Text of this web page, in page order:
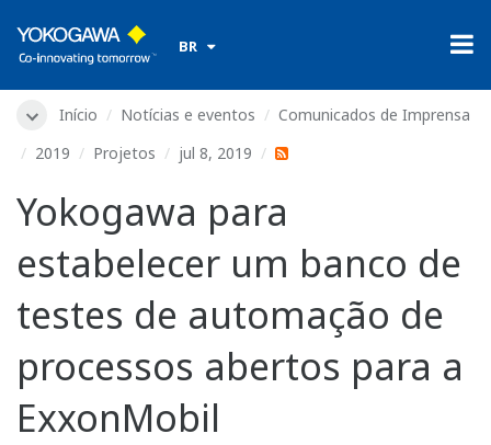
BR
Início Notícias e eventos
Comunicados de Imprensa
2019
Projetos jul 8, 2019
Yokogawa para
estabelecer um banco de
testes de automação de
processos abertos para a
ExxonMobil